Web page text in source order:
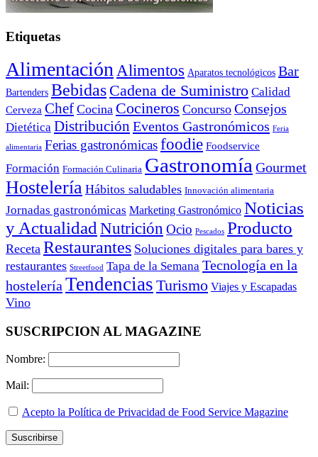
Etiquetas
Alimentación Alimentos Aparatos tecnológicos Bar
Bartenders Bebidas Cadena de Suministro Calidad
Cerveza Chef Cocina Cocineros Concurso Consejos
Dietética Distribución Eventos Gastronómicos Feria
alimentaria Ferias gastronómicasfoodie Foodservice
Formación Formación Culinaria Gastronomía Gourmet
Hostelería Hábitos saludables Innovación alimentaria
Jornadas gastronómicas Marketing Gastronómico Noticias
y Actualidad Nutrición Ocio Pescados Producto
Receta Restaurantes Soluciones digitales para bares y
restaurantes Streetfood Tapa de la Semana Tecnología en la
hostelería Tendencias Turismo Viajes y Escapadas
Vino
SUSCRIPCION AL MAGAZINE
Nombre:
Mail:
Acepto la Política de Privacidad de Food Service Magazine